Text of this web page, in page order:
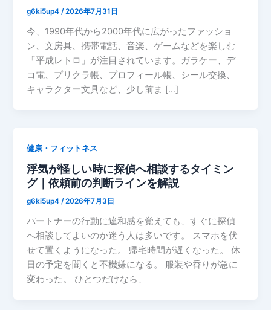
g6ki5up4/2026年7月31日
今、1990年代から2000年代に広がったファッショ
ン、文房具、携帯電話、音楽、ゲームなどを楽しむ
「平成レトロ」が注目されています。ガラケー、デ
コ電、プリクラ帳、プロフィール帳、シール交換、
キャラクター文具など、少し前ま […]
健康・フィットネス
浮気が怪しい時に探偵へ相談するタイミン
グ｜依頼前の判断ラインを解説
g6ki5up4/2026年7月3日
パートナーの行動に違和感を覚えても、すぐに探偵
へ相談してよいのか迷う人は多いです。 スマホを伏
せて置くようになった。 帰宅時間が遅くなった。 休
日の予定を聞くと不機嫌になる。 服装や香りが急に
変わった。 ひとつだけなら、